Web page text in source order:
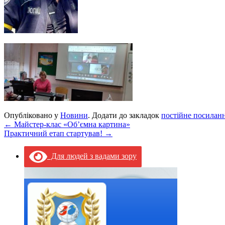
Опубліковано у Новини. Додати до закладок постійне
← Майстер-клас «Об’ємна картина»
Практичний етап стартував! →
Для людей з вадами зору